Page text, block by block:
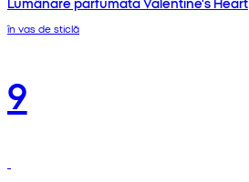
în vas de sticlă
9